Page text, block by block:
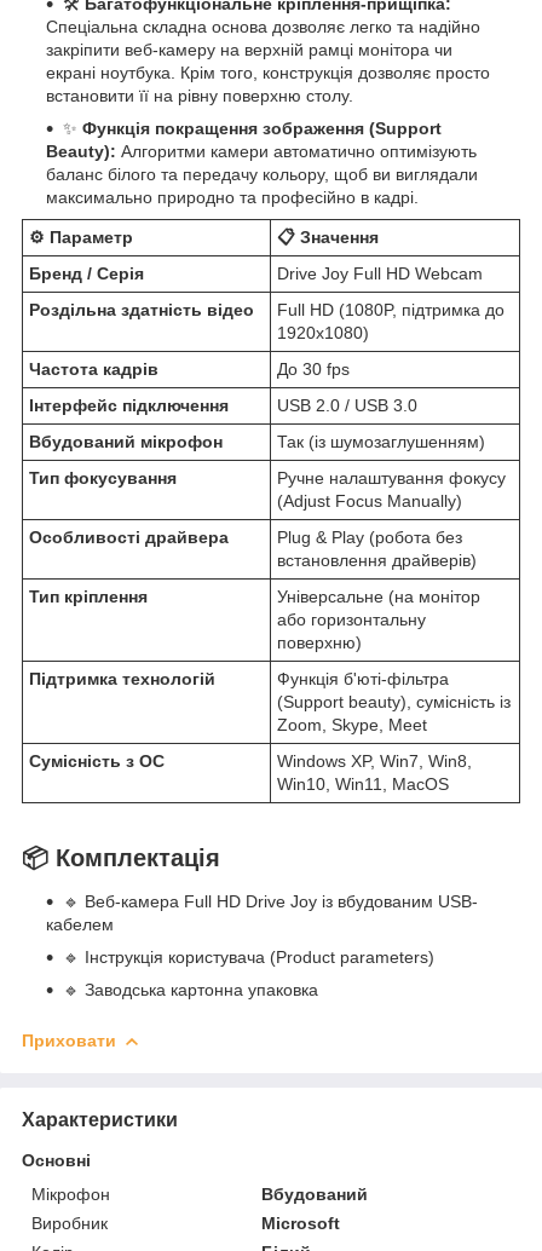
🛠️ Багатофункціональне кріплення-прищіпка:
Спеціальна складна основа дозволяє легко та надійно
закріпити веб-камеру на верхній рамці монітора чи
екрані ноутбука. Крім того, конструкція дозволяє просто
встановити її на рівну поверхню столу.
✨ Функція покращення зображення (Support
Beauty): Алгоритми камери автоматично оптимізують
баланс білого та передачу кольору, щоб ви виглядали
максимально природно та професійно в кадрі.
⚙️ Параметр
📋 Значення
Бренд / Серія
Drive Joy Full HD Webcam
Роздільна здатність відео
Full HD (1080P, підтримка до
1920x1080)
Частота кадрів
До 30 fps
Інтерфейс підключення
USB 2.0 / USB 3.0
Вбудований мікрофон
Так (із шумозаглушенням)
Тип фокусування
Ручне налаштування фокусу
(Adjust Focus Manually)
Особливості драйвера
Plug & Play (робота без
встановлення драйверів)
Тип кріплення
Універсальне (на монітор
або горизонтальну
поверхню)
Підтримка технологій
Функція б'юті-фільтра
(Support beauty), сумісність із
Zoom, Skype, Meet
Сумісність з ОС
Windows XP, Win7, Win8,
Win10, Win11, MacOS
📦 Комплектація
🔹 Веб-камера Full HD Drive Joy із вбудованим USB-
кабелем
🔹 Інструкція користувача (Product parameters)
🔹 Заводська картонна упаковка
Приховати
Характеристики
Основні
Мікрофон
Вбудований
Виробник
Microsoft